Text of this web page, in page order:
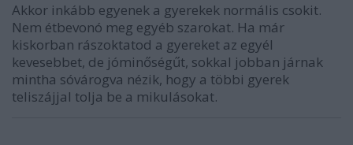
Akkor inkább egyenek a gyerekek normális csokit.
Nem étbevonó meg egyéb szarokat. Ha már
kiskorban rászoktatod a gyereket az egyél
kevesebbet, de jóminőségűt, sokkal jobban járnak
mintha sóvárogva nézik, hogy a többi gyerek
teliszájjal tolja be a mikulásokat.